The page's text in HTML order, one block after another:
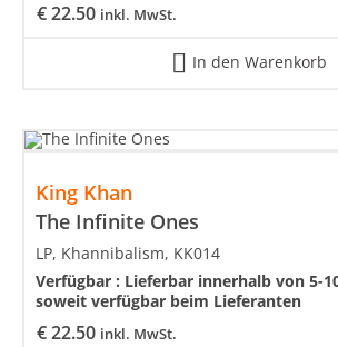
€22.50 inkl. MwSt.
In den Warenkorb
King Khan
The Infinite Ones
€22.50 inkl. MwSt.
LP, Khannibalism, KK014
Verfügbar : Lieferbar innerhalb von 5-
soweit verfügbar beim Lieferanten